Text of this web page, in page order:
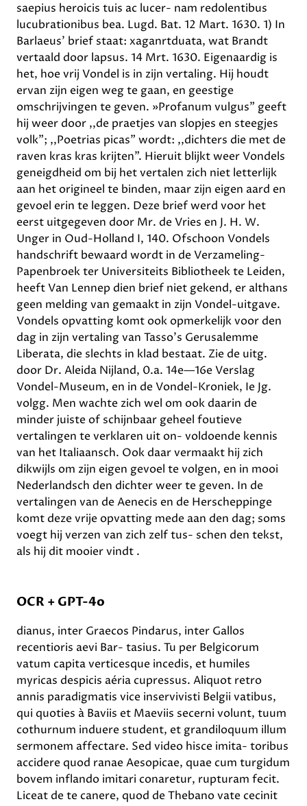
saepius heroicis tuis ac lucer- nam redolentibus
lucubrationibus bea. Lugd. Bat. 12 Mart. 1630. 1) In
Barlaeus’ brief staat: xaganrtduata, wat Brandt
vertaald door lapsus. 14 Mrt. 1630. Eigenaardig is
het, hoe vrij Vondel is in zijn vertaling. Hij houdt
ervan zijn eigen weg te gaan, en geestige
omschrijvingen te geven. »Profanum vulgus” geeft
hij weer door ,,de praetjes van slopjes en steegjes
volk”; ,,Poetrias picas” wordt: ,,dichters die met de
raven kras kras krijten”. Hieruit blijkt weer Vondels
geneigdheid om bij het vertalen zich niet letterlijk
aan het origineel te binden, maar zijn eigen aard en
gevoel erin te leggen. Deze brief werd voor het
eerst uitgegeven door Mr. de Vries en J. H. W.
Unger in Oud-Holland I, 140. Ofschoon Vondels
handschrift bewaard wordt in de Verzameling-
Papenbroek ter Universiteits Bibliotheek te Leiden,
heeft Van Lennep dien brief niet gekend, er althans
geen melding van gemaakt in zijn Vondel-uitgave.
Vondels opvatting komt ook opmerkelijk voor den
dag in zijn vertaling van Tasso’s Gerusalemme
Liberata, die slechts in klad bestaat. Zie de uitg.
door Dr. Aleida Nijland, 0.a. 14e—16e Verslag
Vondel-Museum, en in de Vondel-Kroniek, Ie Jg.
volgg. Men wachte zich wel om ook daarin de
minder juiste of schijnbaar geheel foutieve
vertalingen te verklaren uit on- voldoende kennis
van het Italiaansch. Ook daar vermaakt hij zich
dikwijls om zijn eigen gevoel te volgen, en in mooi
Nederlandsch den dichter weer te geven. In de
vertalingen van de Aenecis en de Herscheppinge
komt deze vrije opvatting mede aan den dag; soms
voegt hij verzen van zich zelf tus- schen den tekst,
als hij dit mooier vindt .
OCR + GPT-4o
dianus, inter Graecos Pindarus, inter Gallos
recentioris aevi Bar- tasius. Tu per Belgicorum
vatum capita verticesque incedis, et humiles
myricas despicis aéria cupressus. Aliquot retro
annis paradigmatis vice inservivisti Belgii vatibus,
qui quoties à Baviis et Maeviis secerni volunt, tuum
cothurnum induere student, et grandiloquum illum
sermonem affectare. Sed video hisce imita- toribus
accidere quod ranae Aesopicae, quae cum turgidum
bovem inflando imitari conaretur, rupturam fecit.
Liceat de te canere, quod de Thebano vate cecinit